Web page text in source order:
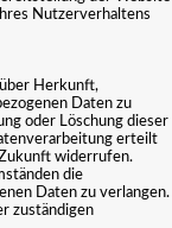
Nutzerverhaltens
Herkunft,
Daten zu
oder Löschung dieser
erteilt
widerrufen.
die
Daten zu verlangen.
zuständigen